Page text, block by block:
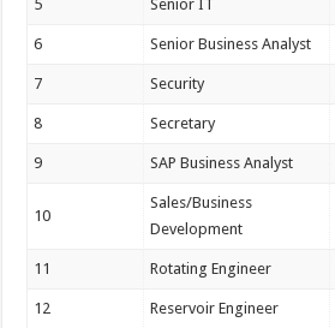
5 Senior IT
6 Senior Business Analyst
7 Security
8 Secretary
9 SAP Business Analyst
10
Sales/Business
Development
11 Rotating Engineer
12 Reservoir Engineer